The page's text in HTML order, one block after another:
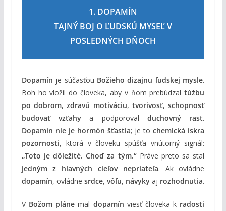
1. DOPAMÍN
TAJNÝ BOJ O ĽUDSKÚ MYSEĽ V
POSLEDNÝCH DŇOCH
Dopamín je súčasťou Božieho dizajnu ľudskej mysle.
Boh ho vložil do človeka, aby v ňom prebúdzaltúžbu
po dobrom,zdravú motiváciu, tvorivosť,schopnosť
budovať vzťahy a podporoval duchovný rast.
Dopamín nie je hormón šťastia; je tochemická iskra
pozornosti, ktorá v človeku spúšťa vnútorný signál:
„Toto je dôležité. Choď za tým.“Práve preto sa stal
jedným z hlavných cieľov nepriateľa. Ak ovládne
dopamín, ovládne srdce, vôľu, návykyaj rozhodnutia.
V Božom pláne mal dopamín viesť človeka k radosti